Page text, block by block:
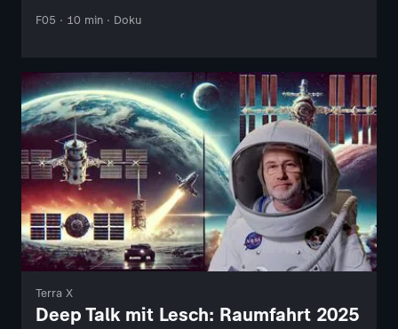
F05 · 10 min · Doku
Terra X
Deep Talk mit Lesch: Raumfahrt 2025